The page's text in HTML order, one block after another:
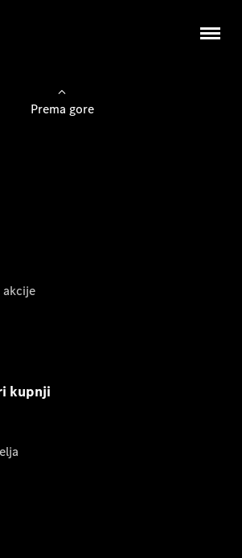
Prema gore
kupnji